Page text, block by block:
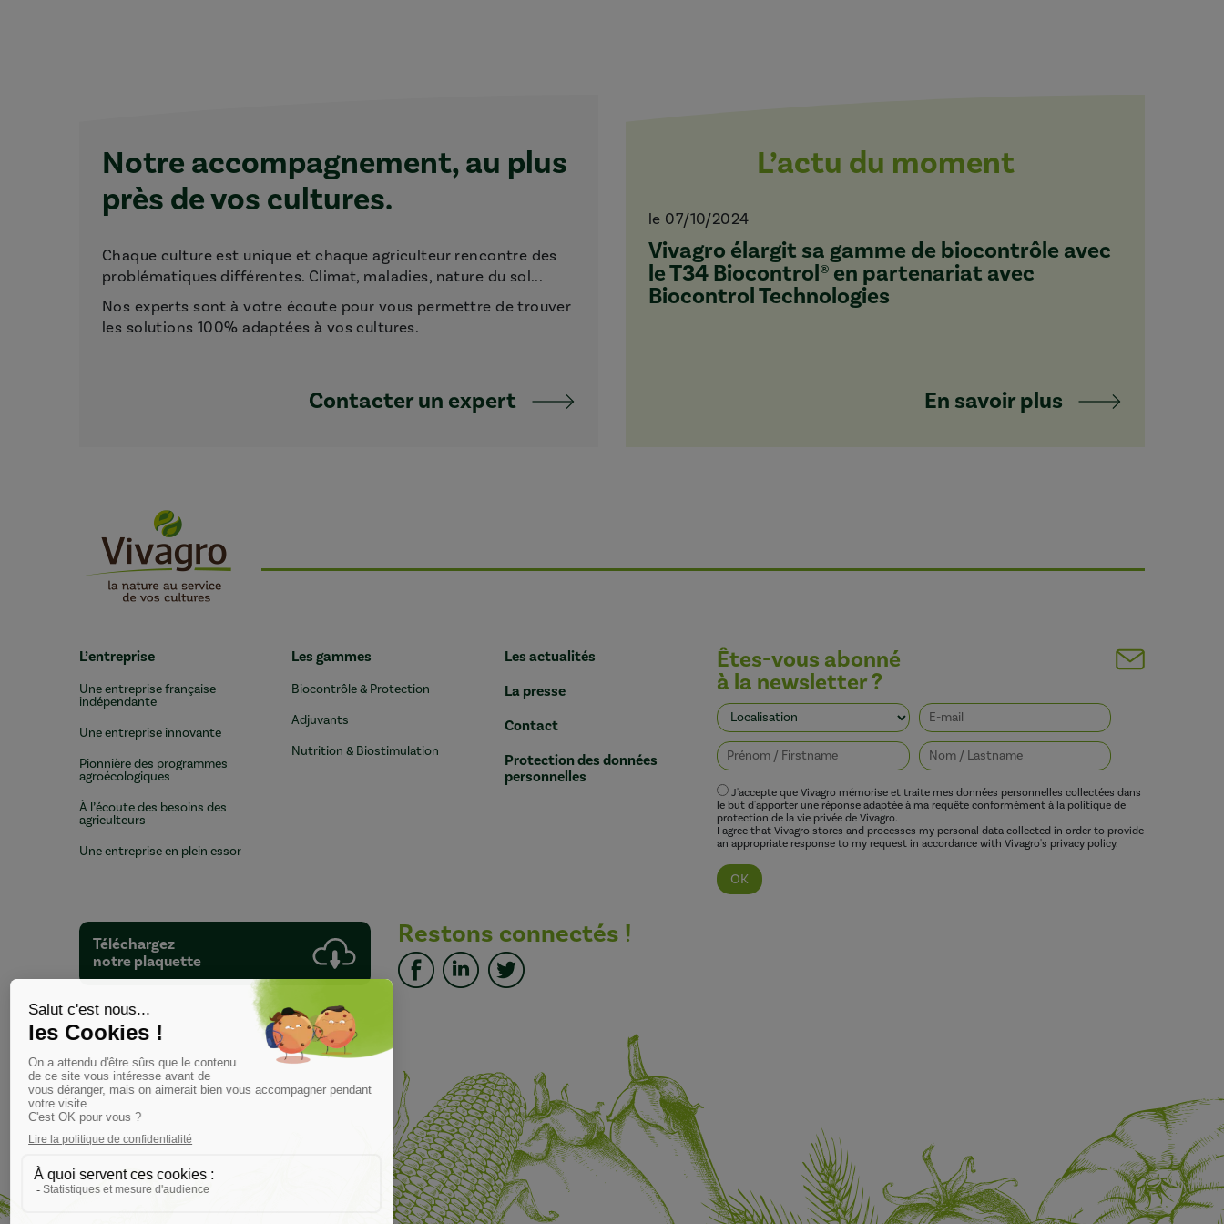
Notre accompagnement, au plus
près de vos cultures.
Chaque culture est unique et chaque agriculteur rencontre des
problématiques différentes. Climat, maladies, nature du sol...
Nos experts sont à votre écoute pour vous permettre de trouver
les solutions 100% adaptées à vos cultures.
Contacter un expert
L’actu du moment
le 07/10/2024
Vivagro élargit sa gamme de biocontrôle avec
le T34 Biocontrol® en partenariat avec
Biocontrol Technologies
En savoir plus
L’entreprise
Une entreprise française
indépendante
Une entreprise innovante
Pionnière des programmes
agroécologiques
À l’écoute des besoins des
agriculteurs
Une entreprise en plein essor
Les gammes
Biocontrôle & Protection
Adjuvants
Nutrition & Biostimulation
Les actualités
La presse
Contact
Protection des données
personnelles
Téléchargez
notre plaquette
Restons connectés !
Êtes-vous abonné
à la newsletter ?
J'accepte que Vivagro mémorise et traite mes données personnelles collectées dans
le but d'apporter une réponse adaptée à ma requête conformément à la politique de
protection de la vie privée de Vivagro.
I agree that Vivagro stores and processes my personal data collected in order to provide
an appropriate response to my request in accordance with Vivagro's privacy policy.